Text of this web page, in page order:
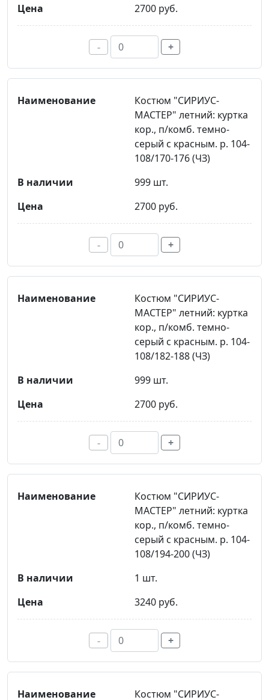
2700 руб.
- +
Костюм "СИРИУС-
МАСТЕР" летний: куртка
кор., п/комб. темно-
серый с красным. р. 104-
108/170-176 (ЧЗ)
999 шт.
2700 руб.
- +
Костюм "СИРИУС-
МАСТЕР" летний: куртка
кор., п/комб. темно-
серый с красным. р. 104-
108/182-188 (ЧЗ)
999 шт.
2700 руб.
- +
Костюм "СИРИУС-
МАСТЕР" летний: куртка
кор., п/комб. темно-
серый с красным. р. 104-
108/194-200 (ЧЗ)
1 шт.
3240 руб.
- +
Костюм "СИРИУС-